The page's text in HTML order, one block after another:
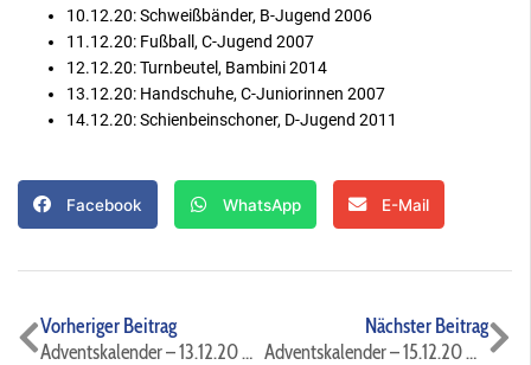
10.12.20: Schweißbänder, B-Jugend 2006
11.12.20: Fußball, C-Jugend 2007
12.12.20: Turnbeutel, Bambini 2014
13.12.20: Handschuhe, C-Juniorinnen 2007
14.12.20: Schienbeinschoner, D-Jugend 2011
Facebook WhatsApp E-Mail
Zurück
Vorheriger Beitrag
Adventskalender – 13.12.20 ⚫️🔵⚽️
Nächster Beitrag
Adventskalender – 15.12.20 ⚫️🔵⚽️